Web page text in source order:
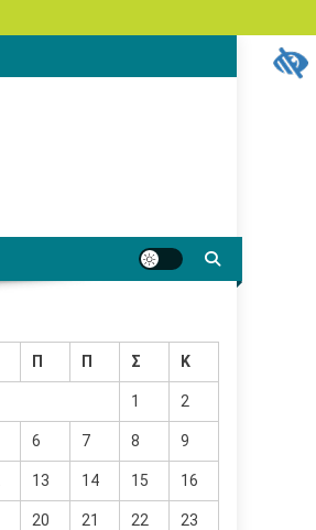
Π Π Σ Κ
1 2
6 7 8 9
13 14 15 16
20 21 22 23